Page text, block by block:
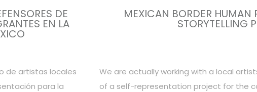
DE
EN LA
MEXICAN BORDER HUMAN
STORYTELLING
de artistas locales
para la
We are actually working with a local
of a self-representation project for the